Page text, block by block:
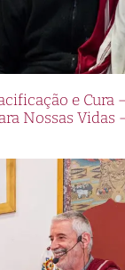
e Cura
Nossas Vidas